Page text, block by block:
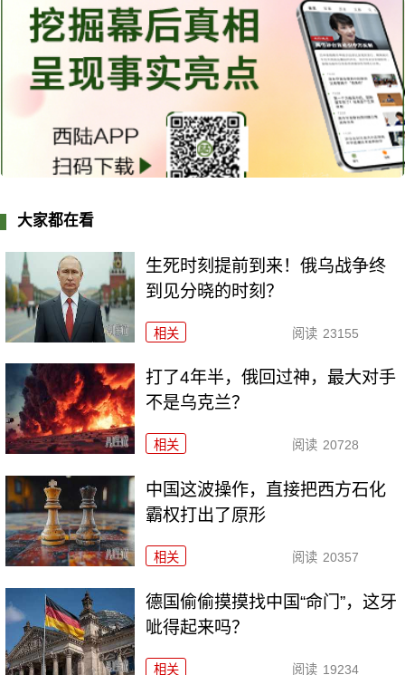
大家都在看
生死时刻提前到来！俄乌战争终
到见分晓的时刻？
相关 阅读 23155
打了4年半，俄回过神，最大对手
不是乌克兰？
相关 阅读 20728
中国这波操作，直接把西方石化
霸权打出了原形
相关 阅读 20357
德国偷偷摸摸找中国“命门”，这牙
呲得起来吗？
相关 阅读 19234